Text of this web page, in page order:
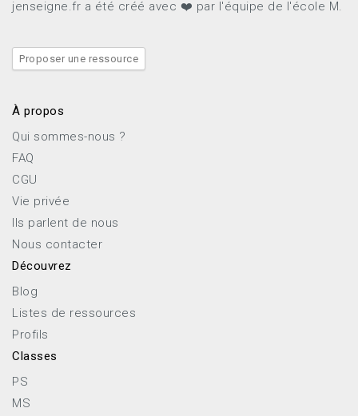
jenseigne.fr a été créé avec ❤️ par l'équipe de l'école M.
Proposer une ressource
À propos
Qui sommes-nous ?
FAQ
CGU
Vie privée
Ils parlent de nous
Nous contacter
Découvrez
Blog
Listes de ressources
Profils
Classes
PS
MS